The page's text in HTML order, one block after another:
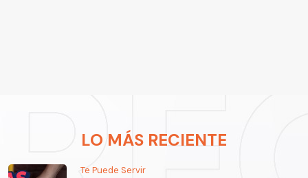
LO MÁS RECIENTE
Te Puede Servir